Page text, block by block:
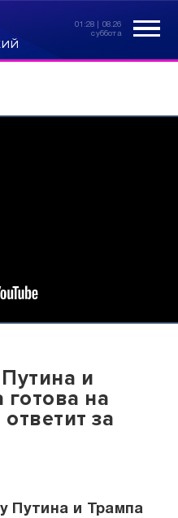
01:28 | 08.26
суббота
и
на
за
Путина и Трампа